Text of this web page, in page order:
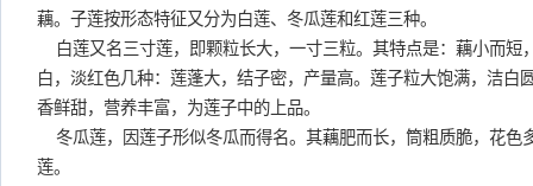
藕。子莲按形态特征又分为白莲、冬瓜莲和红莲三种。
白莲又名三寸莲，即颗粒长大，一寸三粒。其特点是：藕小而短
白，淡红色几种：莲蓬大，结子密，产量高。莲子粒大饱满，洁白
香鲜甜，营养丰富，为莲子中的上品。
冬瓜莲，因莲子形似冬瓜而得名。其藕肥而长，筒粗质脆，花色
莲。